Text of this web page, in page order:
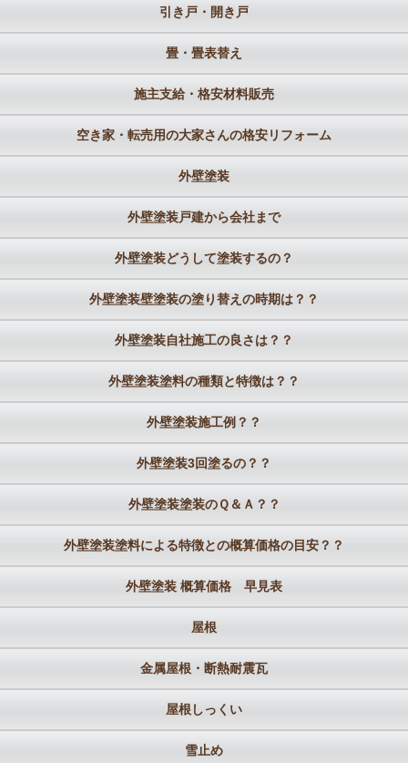
引き戸・開き戸
畳・畳表替え
施主支給・格安材料販売
空き家・転売用の大家さんの格安リフォーム
外壁塗装
外壁塗装戸建から会社まで
外壁塗装どうして塗装するの？
外壁塗装壁塗装の塗り替えの時期は？？
外壁塗装自社施工の良さは？？
外壁塗装塗料の種類と特徴は？？
外壁塗装施工例？？
外壁塗装3回塗るの？？
外壁塗装塗装のＱ＆Ａ？？
外壁塗装塗料による特徴との概算価格の目安？？
外壁塗装 概算価格 早見表
屋根
金属屋根・断熱耐震瓦
屋根しっくい
雪止め